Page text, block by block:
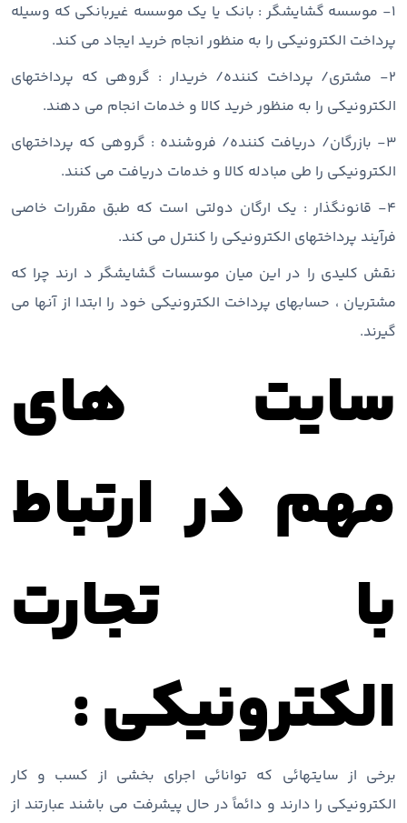
۱- موسسه گشایشگر : بانک یا یک موسسه غیربانکی که وسیله
پرداخت الکترونیکی را به منظور انجام خرید ایجاد می کند.
۲- مشتری/ پرداخت کننده/ خریدار : گروهی که پرداختهای
الکترونیکی را به منظور خرید کالا و خدمات انجام می دهند.
۳- بازرگان/ دریافت کننده/ فروشنده : گروهی که پرداختهای
الکترونیکی را طی مبادله کالا و خدمات دریافت می کنند.
۴- قانونگذار : یک ارگان دولتی است که طبق مقررات خاصی
فرآیند پرداختهای الکترونیکی را کنترل می کند.
نقش کلیدی را در این میان موسسات گشایشگر د ارند چرا که
مشتریان ، حسابهای پرداخت الکترونیکی خود را ابتدا از آنها می
گیرند.
سایت های
مهم در ارتباط
با تجارت
الکترونیکی :
برخی از سایتهائی که توانائی اجرای بخشی از کسب و کار
الکترونیکی را دارند و دائماً در حال پیشرفت می باشند عبارتند از